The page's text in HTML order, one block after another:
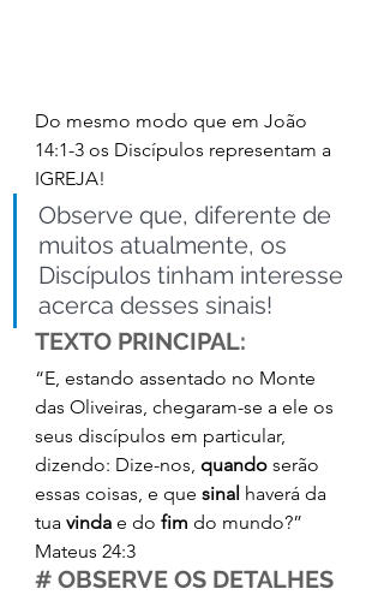
Do mesmo modo que em João
14:1-3 os Discípulos representam a
IGREJA!
Observe que, diferente de
muitos atualmente, os
Discípulos tinham interesse
acerca desses sinais!
TEXTO PRINCIPAL:
“E, estando assentado no Monte
das Oliveiras, chegaram-se a ele os
seus discípulos em particular,
dizendo: Dize-nos, quando serão
essas coisas, e que sinal haverá da
tua vinda e do fim do mundo?”
Mateus 24:3
# OBSERVE OS DETALHES